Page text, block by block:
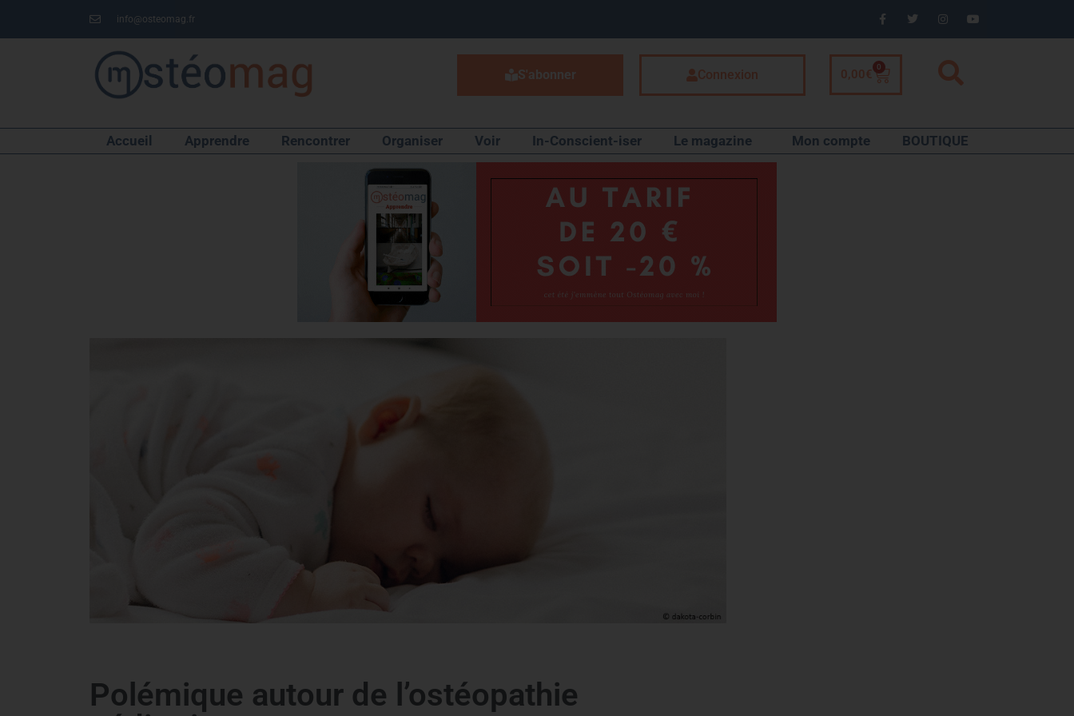
info@osteomag.fr
S'abonner Connexion 0,00€
0
Accueil Apprendre Rencontrer Organiser Voir In-Conscient-iser Le magazine Mon compte BOUTIQUE
Polémique autour de l’ostéopathie